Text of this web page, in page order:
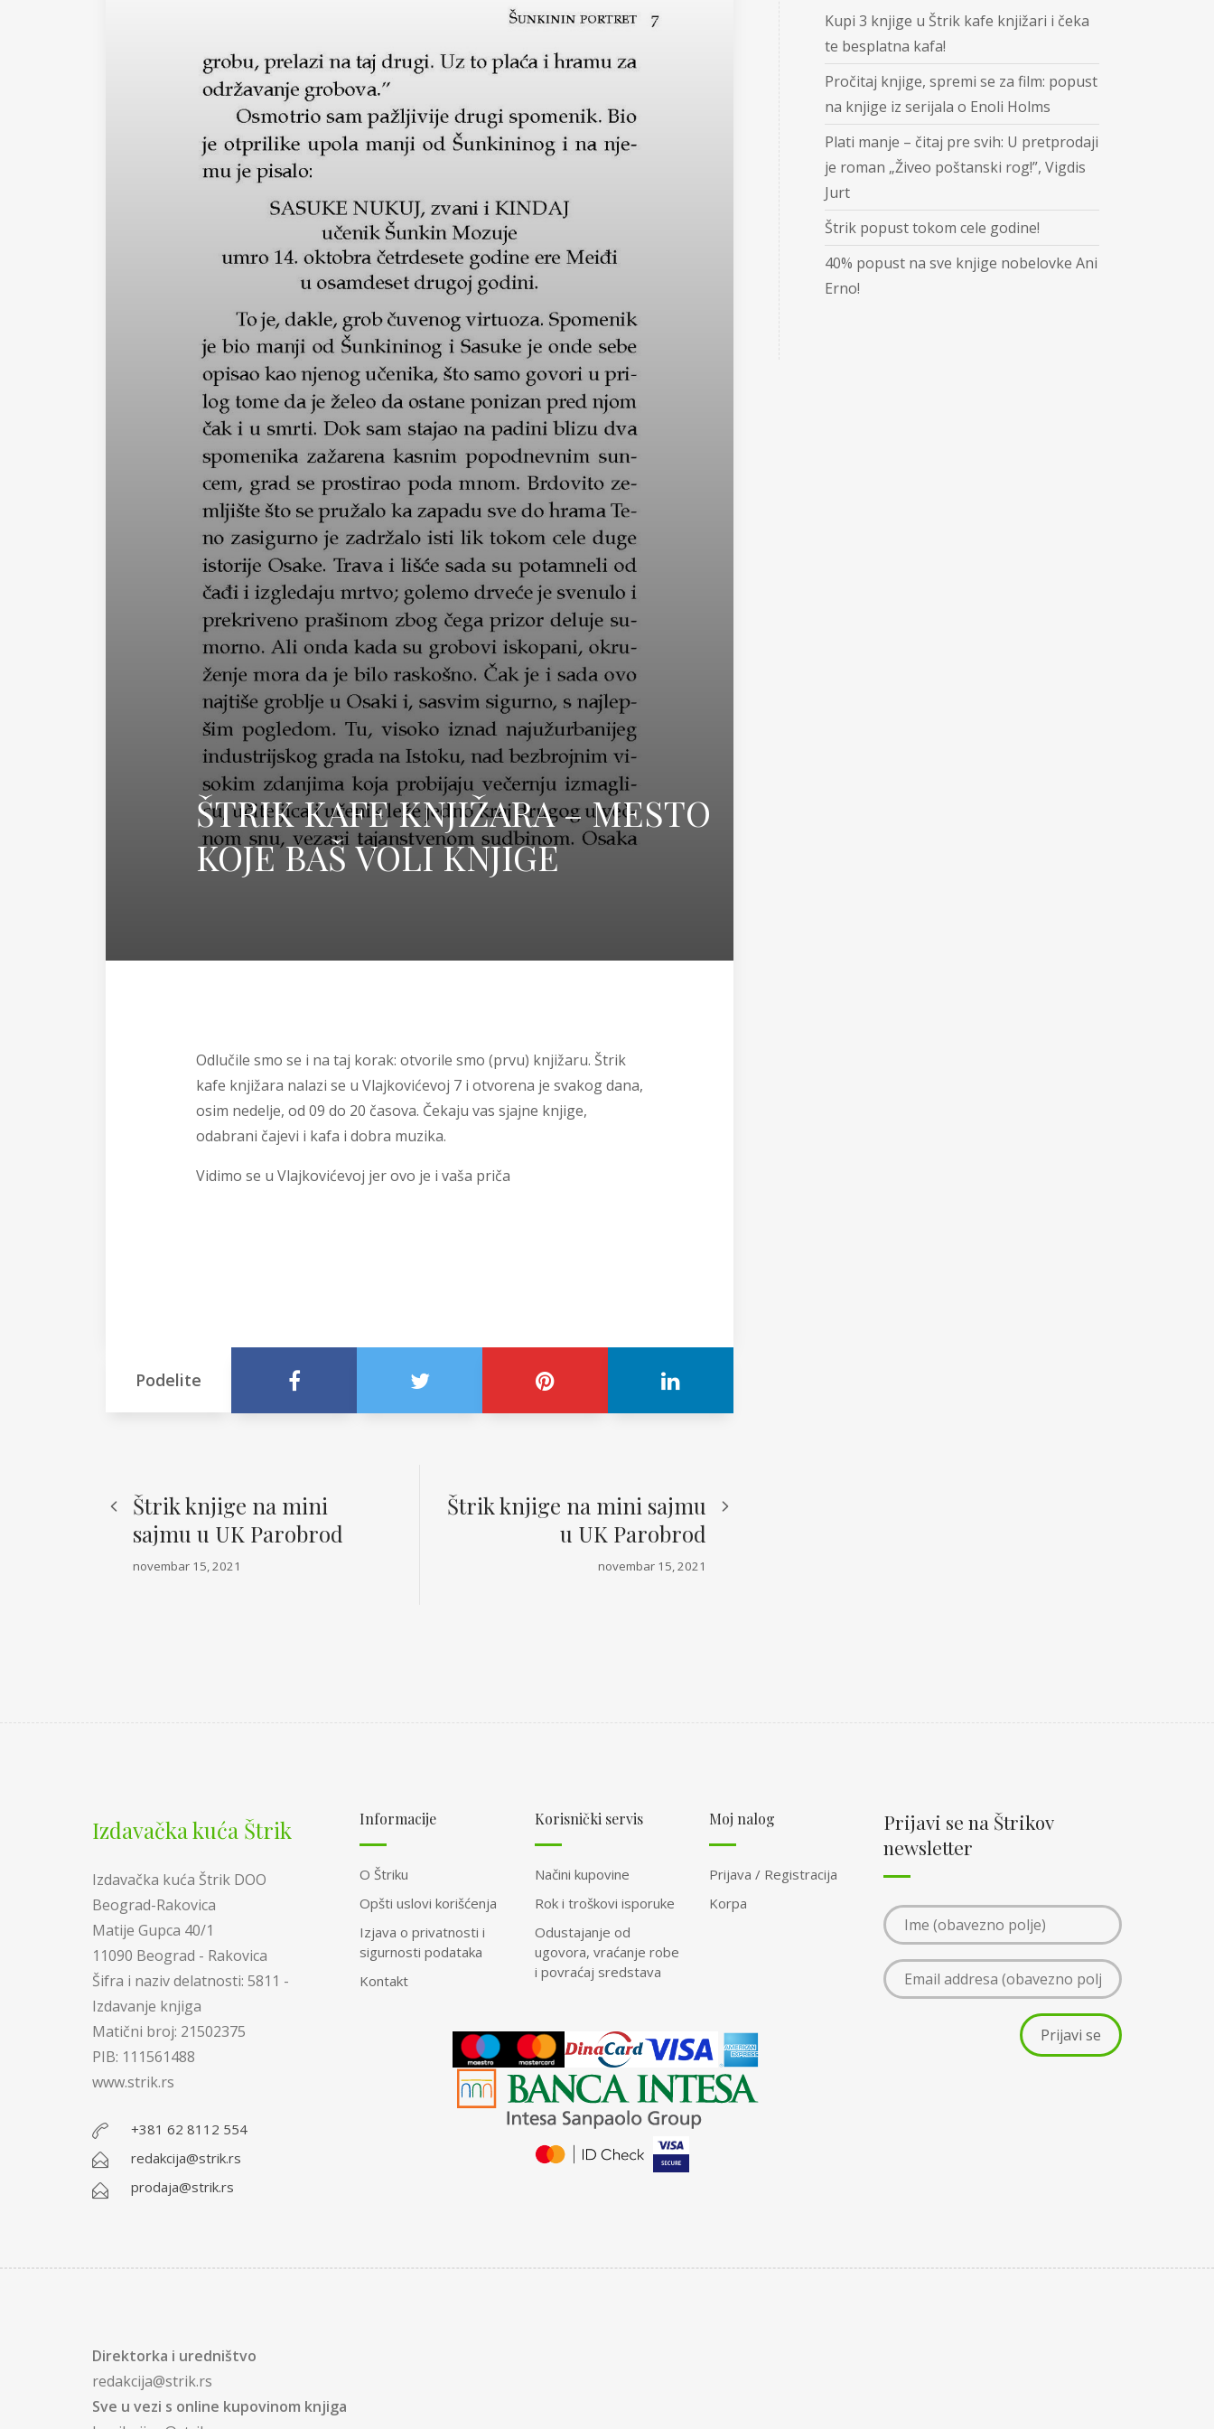
ŠTRIK KAFE KNJIŽARA – MESTO
KOJE BAŠ VOLI KNJIGE
Odlučile smo se i na taj korak: otvorile smo (prvu) knjižaru. Štrik
kafe knjižara nalazi se u Vlajkovićevoj 7 i otvorena je svakog dana,
osim nedelje, od 09 do 20 časova. Čekaju vas sjajne knjige,
odabrani čajevi i kafa i dobra muzika.
Vidimo se u Vlajkovićevoj jer ovo je i vaša priča
Podelite
Štrik knjige na mini
sajmu u UK Parobrod
novembar 15, 2021
Štrik knjige na mini sajmu
u UK Parobrod
novembar 15, 2021
Kupi 3 knjige u Štrik kafe knjižari i čeka
te besplatna kafa!
Pročitaj knjige, spremi se za film: popust
na knjige iz serijala o Enoli Holms
Plati manje – čitaj pre svih: U pretprodaji
je roman „Živeo poštanski rog!”, Vigdis
Jurt
Štrik popust tokom cele godine!
40% popust na sve knjige nobelovke Ani
Erno!
Izdavačka kuća Štrik
Izdavačka kuća Štrik DOO
Beograd-Rakovica
Matije Gupca 40/1
11090 Beograd - Rakovica
Šifra i naziv delatnosti: 5811 -
Izdavanje knjiga
Matični broj: 21502375
PIB: 111561488
www.strik.rs
+381 62 8112 554
redakcija@strik.rs
prodaja@strik.rs
Informacije
O Štriku
Opšti uslovi korišćenja
Izjava o privatnosti i
sigurnosti podataka
Kontakt
Korisnički servis
Načini kupovine
Rok i troškovi isporuke
Odustajanje od
ugovora, vraćanje robe
i povraćaj sredstava
Moj nalog
Prijava / Registracija
Korpa
Prijavi se na Štrikov
newsletter
Direktorka i uredništvo
redakcija@strik.rs
Sve u vezi s online kupovinom knjiga